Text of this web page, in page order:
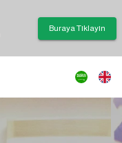
Buraya Tıklayın